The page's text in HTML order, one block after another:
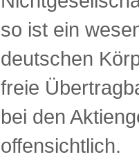
so ist ein
deutschen
freie
bei den
offensichtlich.